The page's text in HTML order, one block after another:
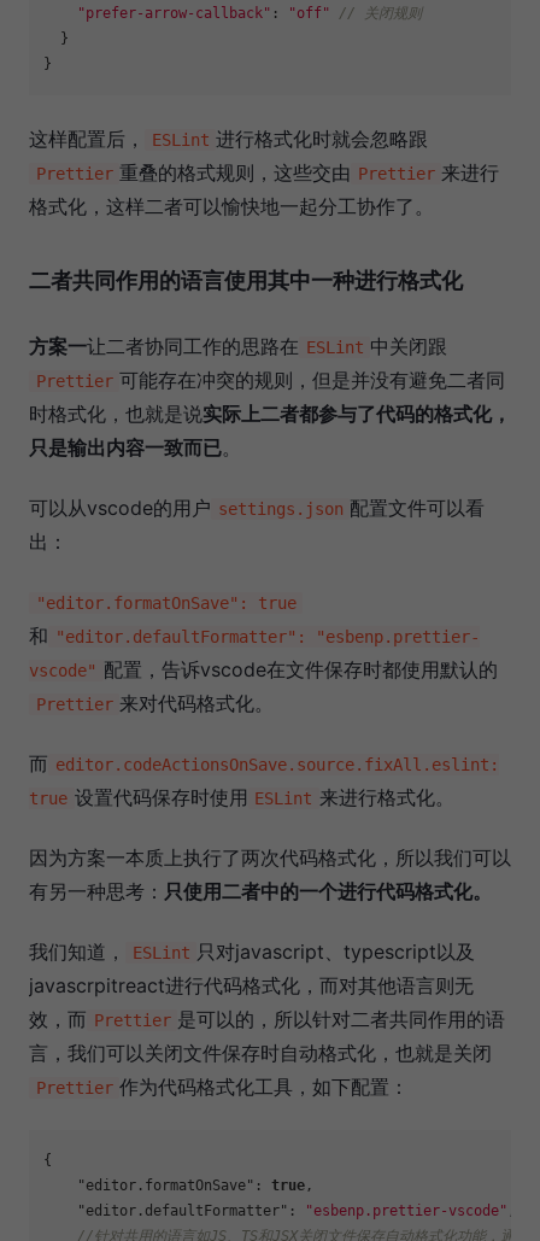
"prefer-arrow-callback" : "off"
// 关闭规则
  }
这样配置后， ESLint 进行格式化时就会忽略跟
Prettier 重叠的格式规则，这些交由 Prettier 来进行
格式化，这样二者可以愉快地一起分工协作了。
二者共同作用的语言使用其中一种进行格式化
方案一让二者协同工作的思路在 ESLint 中关闭跟
Prettier 可能存在冲突的规则，但是并没有避免二者同
时格式化，也就是说实际上二者都参与了代码的格式化，
只是输出内容一致而已。
可以从vscode的用户 settings.json 配置文件可以看
出：
"editor.formatOnSave": true
和 "editor.defaultFormatter": "esbenp.prettier-
vscode" 配置，告诉vscode在文件保存时都使用默认的
Prettier 来对代码格式化。
而 editor.codeActionsOnSave.source.fixAll.eslint:
true 设置代码保存时使用 ESLint 来进行格式化。
因为方案一本质上执行了两次代码格式化，所以我们可以
有另一种思考： 只使用二者中的一个进行代码格式化。
我们知道， ESLint 只对javascript、typescript以及
javascrpitreact进行代码格式化，而对其他语言则无
效，而 Prettier 是可以的，所以针对二者共同作用的语
言，我们可以关闭文件保存时自动格式化，也就是关闭
Prettier 作为代码格式化工具，如下配置：
{
"editor.formatOnSave" : true ,
"editor.defaultFormatter" : "esbenp.prettier-vscode"
//针对共用的语言如JS、TS和JSX关闭文件保存自动格式化功能，通